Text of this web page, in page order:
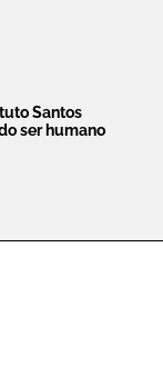
Santos
ser humano